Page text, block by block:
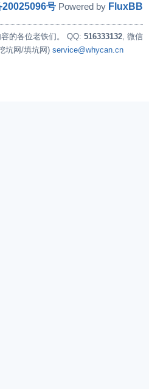
20025096号 Powered by FluxBB
的各位老铁们。 QQ: 516333132, 微信
坑网/填坑网) service@whycan.cn